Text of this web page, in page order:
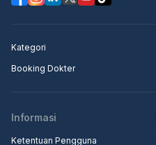
Kategori
Booking Dokter
Informasi
Ketentuan Pengguna